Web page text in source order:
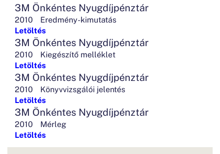
3M Önkéntes Nyugdíjpénztár
2010
Eredmény-kimutatás
Letöltés
3M Önkéntes Nyugdíjpénztár
2010
Kiegészítő melléklet
Letöltés
3M Önkéntes Nyugdíjpénztár
2010
Könyvvizsgálói jelentés
Letöltés
3M Önkéntes Nyugdíjpénztár
2010
Mérleg
Letöltés